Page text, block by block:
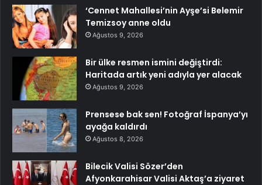
‘Cennet Mahallesi’nin Ayşe’si Belemir
Temizsoy anne oldu
Ağustos 9, 2026
Bir ülke resmen ismini değiştirdi:
Haritada artık yeni adıyla yer alacak
Ağustos 9, 2026
Prensese bak sen! Fotoğraf İspanya’yı
ayağa kaldırdı
Ağustos 8, 2026
Bilecik Valisi Sözer’den
Afyonkarahisar Valisi Aktaş’a ziyaret